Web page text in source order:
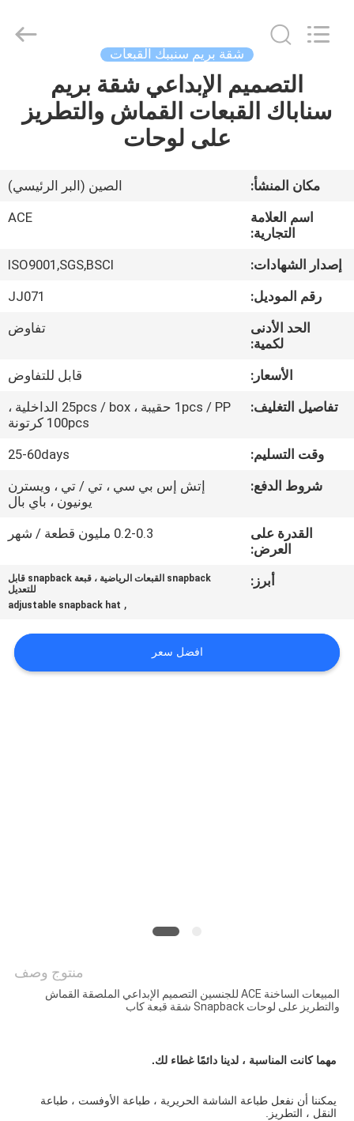
بيت
معلومات
جولة
مراقبة
الجودة
اتصل
خريطة
الموقع
Manufacturing
شقة بريم سنببك القبعات
التصميم الإبداعي شقة بريم
سناباك القبعات القماش والتطريز
على لوحات
مكان المنشأ:
الصين (البر الرئيسي)
اسم العلامة
التجارية:
ACE
إصدار الشهادات:
ISO9001,SGS,BSCI
رقم الموديل:
JJ071
الحد الأدنى
لكمية:
تفاوض
الأسعار:
قابل للتفاوض
تفاصيل التغليف:
1pcs / PP حقيبة ، 25pcs / box الداخلية ،
100pcs كرتونة
وقت التسليم:
25-60days
شروط الدفع:
إتش إس بي سي ، تي / تي ، ويسترن
يونيون ، باي بال
القدرة على
العرض:
0.2-0.3 مليون قطعة / شهر
أبرز:
snapback القبعات الرياضية ، قبعة snapback قابل
للتعديل
,
adjustable snapback hat
افضل سعر
منتوج وصف
المبيعات الساخنة ACE للجنسين التصميم الإبداعي الملصقة القماش
والتطريز على لوحات Snapback شقة قبعة كاب
مهما كانت المناسبة ، لدينا دائمًا غطاء لك.
النقل ، التطريز.